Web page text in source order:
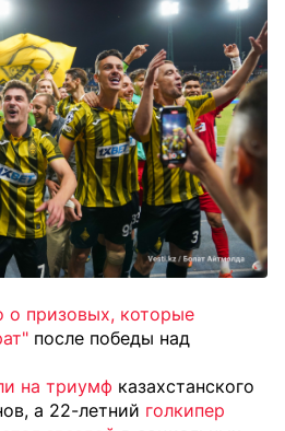
о призовых, которые
после победы над
на триумф казахстанского
а 22-летний голкипер